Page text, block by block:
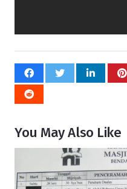
You May Also Like